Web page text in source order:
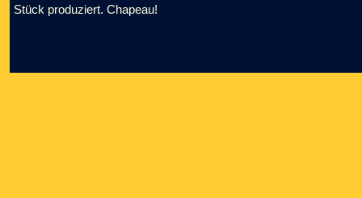
Stück produziert. Chapeau!